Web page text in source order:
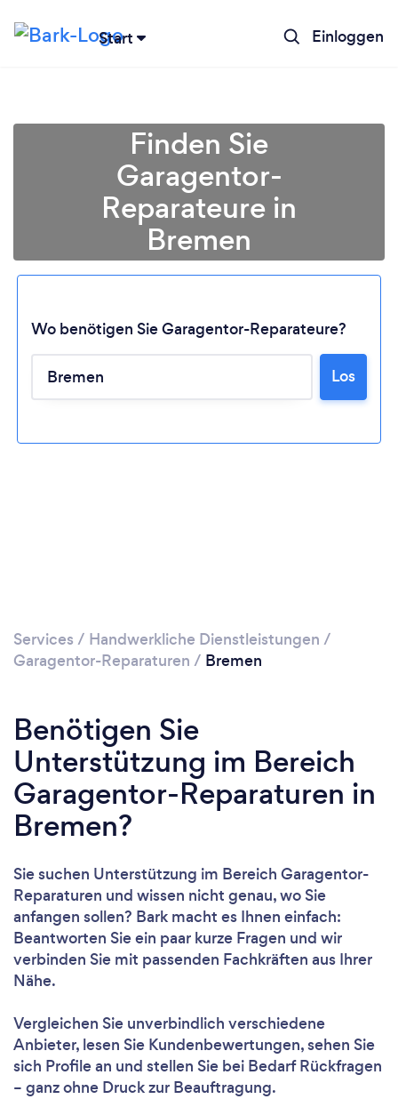
Start Einloggen
Lädt ...
Finden Sie
Garagentor-
Reparateure in
Bremen
Wo benötigen Sie Garagentor-Reparateure?
Los
Services / Handwerkliche Dienstleistungen /
Garagentor-Reparaturen / Bremen
Benötigen Sie
Unterstützung im Bereich
Garagentor-Reparaturen in
Bremen?
Sie suchen Unterstützung im Bereich Garagentor-
Reparaturen und wissen nicht genau, wo Sie
anfangen sollen? Bark macht es Ihnen einfach:
Beantworten Sie ein paar kurze Fragen und wir
verbinden Sie mit passenden Fachkräften aus Ihrer
Nähe.
Vergleichen Sie unverbindlich verschiedene
Anbieter, lesen Sie Kundenbewertungen, sehen Sie
sich Profile an und stellen Sie bei Bedarf Rückfragen
– ganz ohne Druck zur Beauftragung.